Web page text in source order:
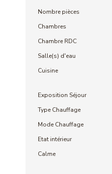
Nombre pièces
Chambres
Chambre RDC
Salle(s) d'eau
Cuisine
Exposition Séjour
Type Chauffage
Mode Chauffage
Etat intérieur
Calme